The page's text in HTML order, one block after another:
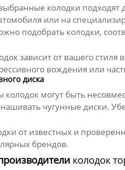
колодки
или на
подобрать колодки,
зависит от вашего
вождения или
диска
колодок могут быть
чугунные диски.
от известных и
брендов.
колодок